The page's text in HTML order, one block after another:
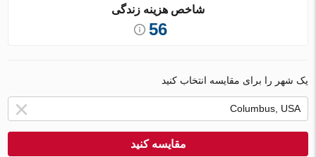
شاخص هزینه زندگی
56
یک شهر را برای مقایسه انتخاب کنید
مقایسه کنید